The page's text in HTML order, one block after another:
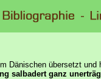
Dänischen übersetzt
salbadert ganz